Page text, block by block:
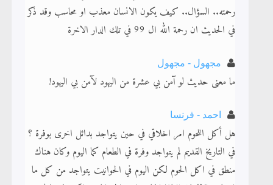
لا ناسخ ولا منسوخ في القرآن الكريم